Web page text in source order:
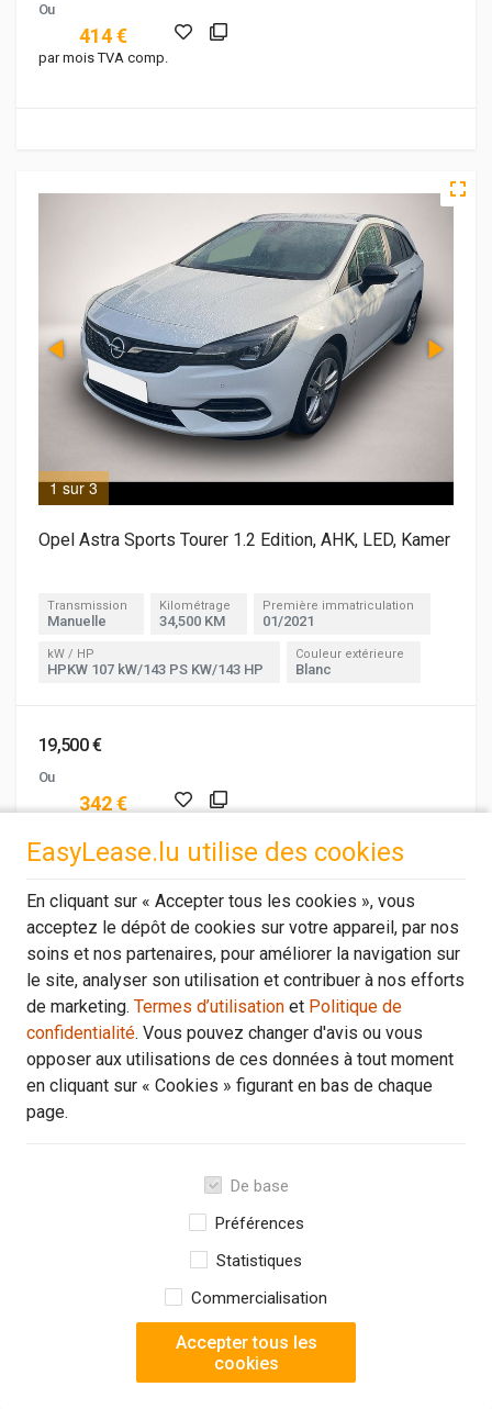
Ou
414 €
par mois TVA comp.
1 sur 3
DE
Opel Astra Sports Tourer 1.2 Edition, AHK, LED, Kamer
Transmission
Manuelle
Kilométrage
34,500 KM
Première immatriculation
01/2021
kW / HP
HPKW 107 kW/143 PS KW/143 HP
Couleur extérieure
Blanc
19,500 €
Ou
342 €
Opel Corsa GS LED Klima Einparkhilfe el. Fenster
Kilométrage Style de carrosserie
EasyLease.lu utilise des cookies
En cliquant sur « Accepter tous les cookies », vous
acceptez le dépôt de cookies sur votre appareil, par nos
soins et nos partenaires, pour améliorer la navigation sur
le site, analyser son utilisation et contribuer à nos efforts
de marketing. Termes d’utilisation et Politique de
confidentialité. Vous pouvez changer d'avis ou vous
opposer aux utilisations de ces données à tout moment
en cliquant sur « Cookies » figurant en bas de chaque
page.
De base
Préférences
Statistiques
Commercialisation
Accepter tous les
cookies